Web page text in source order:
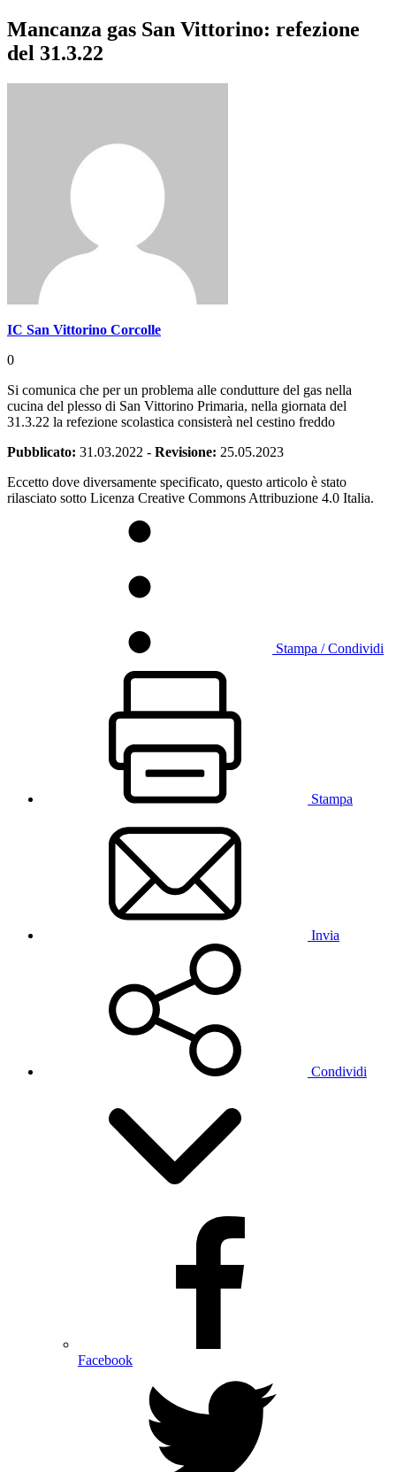
Mancanza gas San Vittorino: refezione
del 31.3.22
IC San Vittorino Corcolle
0
Si comunica che per un problema alle condutture del gas nella
cucina del plesso di San Vittorino Primaria, nella giornata del
31.3.22 la refezione scolastica consisterà nel cestino freddo
Pubblicato: 31.03.2022 - Revisione: 25.05.2023
Eccetto dove diversamente specificato, questo articolo è stato
rilasciato sotto Licenza Creative Commons Attribuzione 4.0 Italia.
Stampa / Condividi
Stampa
Invia
Condividi
Facebook